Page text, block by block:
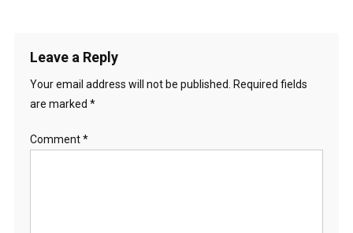
Leave a Reply
Your email address will not be published. Required fields
are marked *
Comment*